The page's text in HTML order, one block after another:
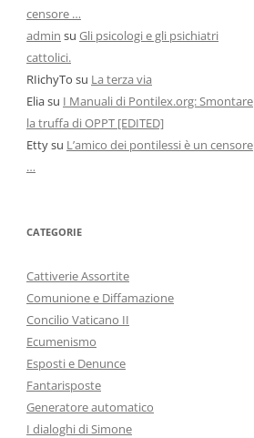
censore …
admin su Gli psicologi e gli psichiatri
cattolici.
RIichyTo su La terza via
Eliasu I Manuali di Pontilex.org: Smontare
la truffa di OPPT [EDITED]
Ettysu L’amico dei pontilessi è un censore
…
CATEGORIE
Cattiverie Assortite
Comunione e Diffamazione
Concilio Vaticano II
Ecumenismo
Esposti e Denunce
Fantarisposte
Generatore automatico
I dialoghi di Simone